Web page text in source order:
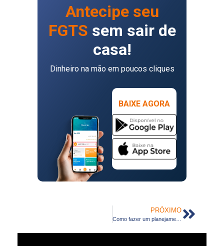
Antecipe seu
FGTS sem sair de
casa!
Dinheiro na mão em poucos cliques
BAIXE AGORA
PRÓXIMO
Como fazer um planejamento financeiro familiar eficiente em 2025?